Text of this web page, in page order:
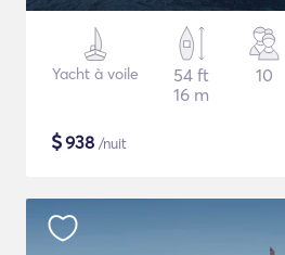
Yacht à voile
54 ft
16 m
10
$938 /nuit